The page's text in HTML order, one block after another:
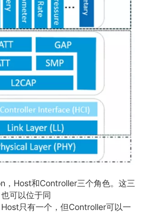
，Host和Controller三个角色。这三
可以位于同
只有一个，但Controller可以一